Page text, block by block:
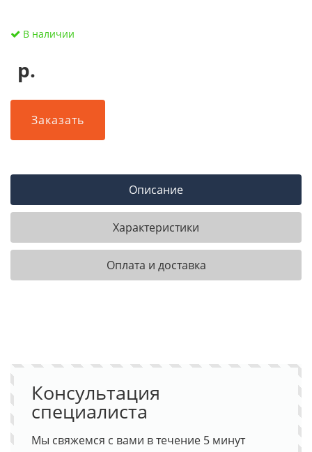
В наличии
р.
Заказать
Описание
Характеристики
Оплата и доставка
Консультация
специалиста
Мы свяжемся с вами в течение 5 минут